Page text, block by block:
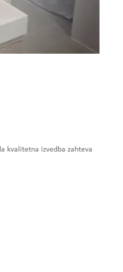
kvalitetna izvedba zahteva